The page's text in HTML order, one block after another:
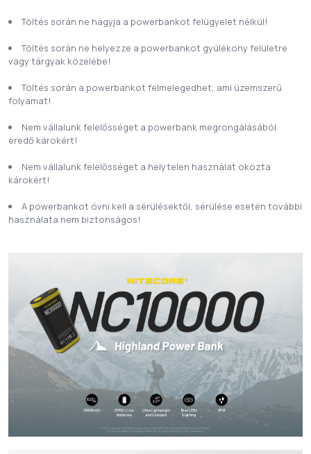
Töltés során ne hagyja a powerbankot felügyelet nélkül!
Töltés során ne helyezze a powerbankot gyúlékony felületre
vagy tárgyak közelébe!
Töltés során a powerbankot felmelegedhet, ami üzemszerű
folyamat!
Nem vállalunk felelősséget a powerbank megrongálásából
eredő károkért!
Nem vállalunk felelősséget a helytelen használat okozta
károkért!
A powerbankot óvni kell a sérülésektől, sérülése esetén további
használata nem biztonságos!